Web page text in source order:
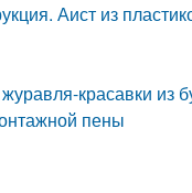
Аист из
красавки из
пены